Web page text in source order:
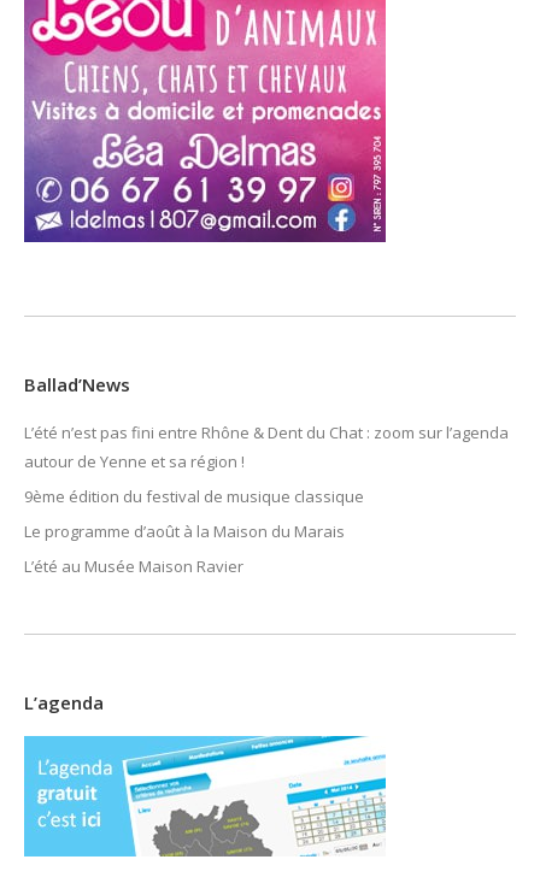
Ballad’News
L’été n’est pas fini entre Rhône & Dent du Chat : zoom sur l’agenda
autour de Yenne et sa région !
9ème édition du festival de musique classique
Le programme d’août à la Maison du Marais
L’été au Musée Maison Ravier
L’agenda